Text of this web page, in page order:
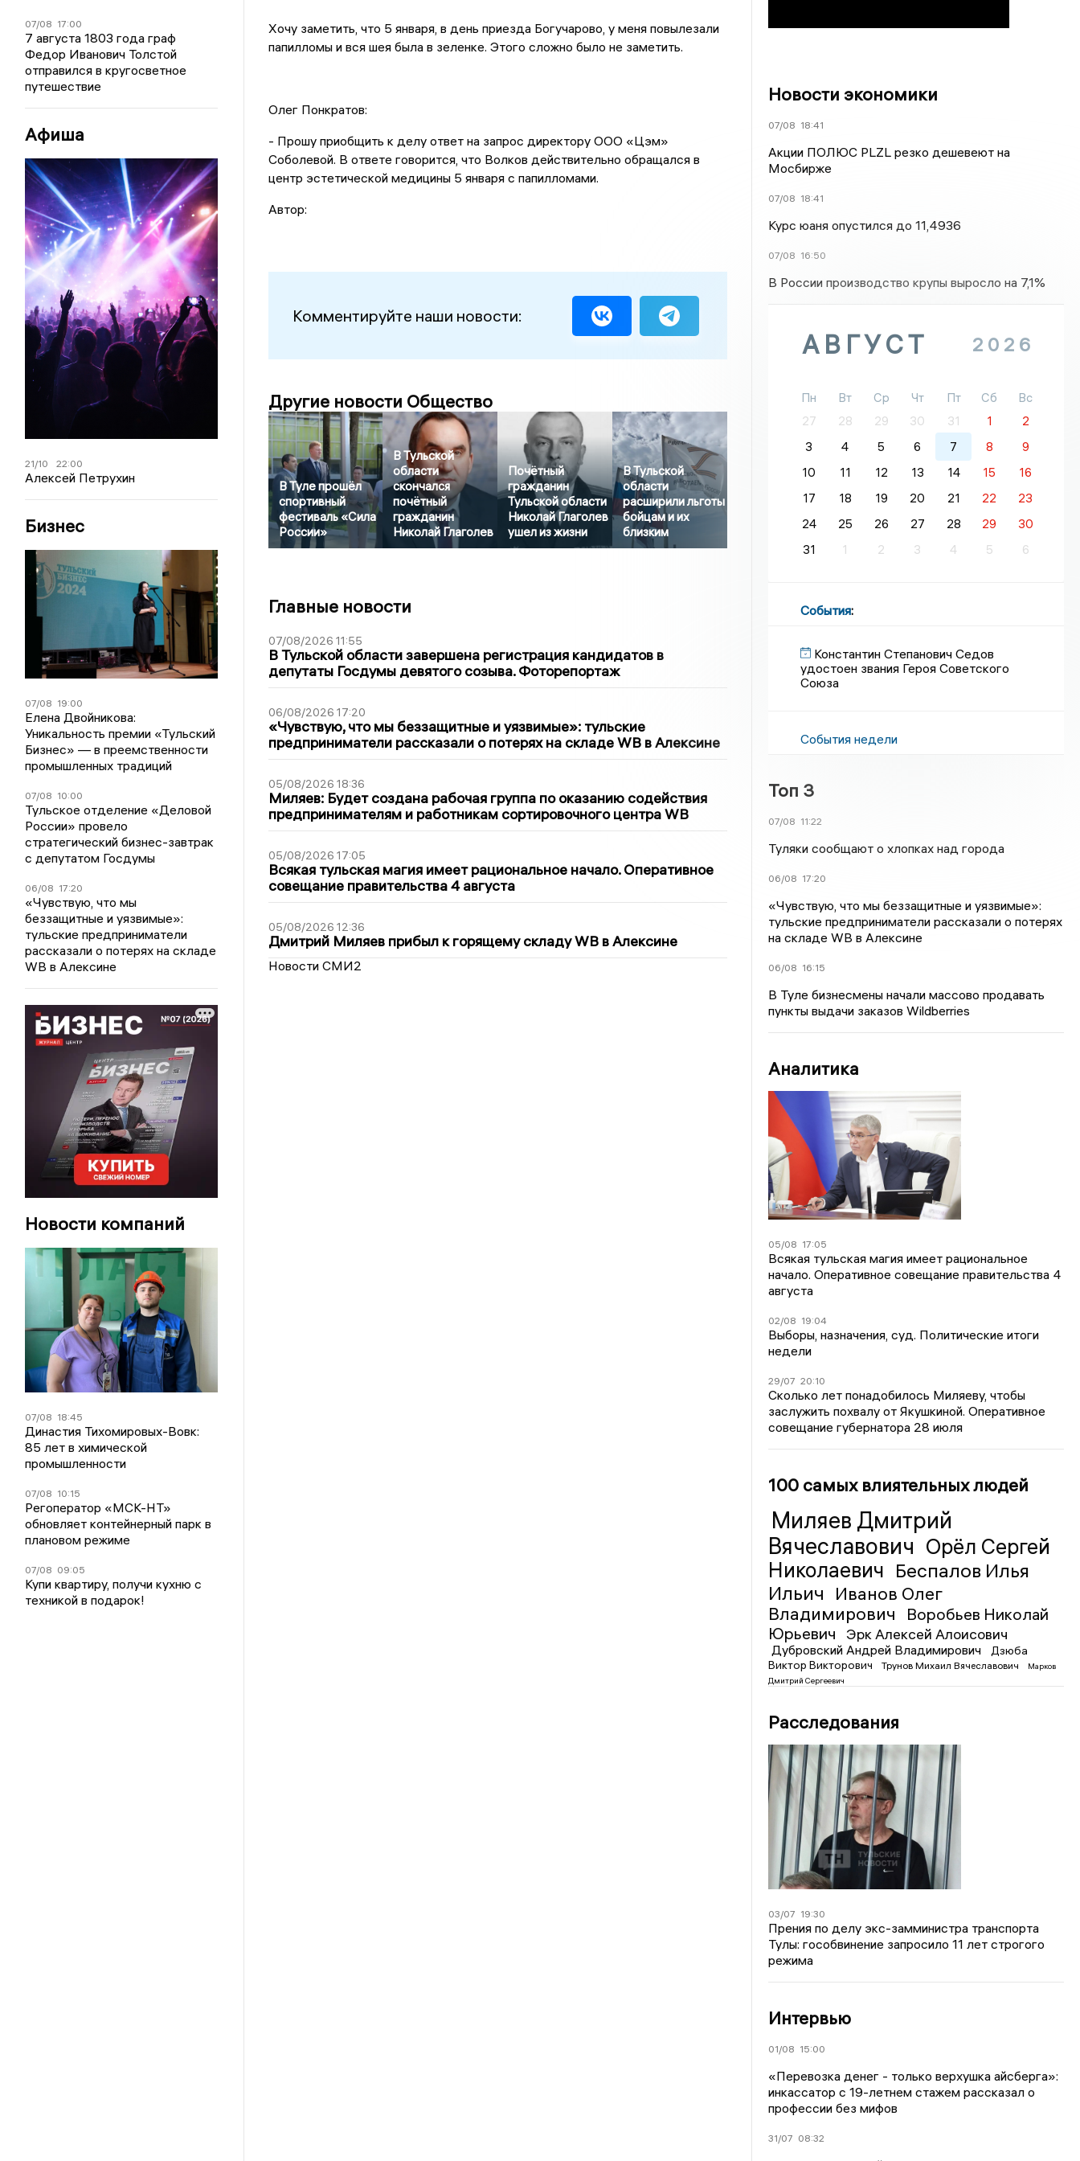
07/08 17:00
7 августа 1803 года граф
Федор Иванович Толстой
отправился в кругосветное
путешествие
Афиша
21/10 22:00
Алексей Петрухин
Бизнес
07/08 19:00
Елена Двойникова:
Уникальность премии «Тульский
Бизнес» — в преемственности
промышленных традиций
07/08 10:00
Тульское отделение «Деловой
России» провело
стратегический бизнес-завтрак
с депутатом Госдумы
06/08 17:20
«Чувствую, что мы
беззащитные и уязвимые»:
тульские предприниматели
рассказали о потерях на складе
WB в Алексине
Новости компаний
07/08 18:45
Династия Тихомировых-Вовк:
85 лет в химической
промышленности
07/08 10:15
Регоператор «МСК-НТ»
обновляет контейнерный парк в
плановом режиме
07/08 09:05
Купи квартиру, получи кухню с
техникой в подарок!
Хочу заметить, что 5 января, в день приезда Богучарово, у меня повылезали
папилломы и вся шея была в зеленке. Этого сложно было не заметить.
Олег Понкратов:
- Прошу приобщить к делу ответ на запрос директору ООО «Цэм»
Соболевой. В ответе говорится, что Волков действительно обращался в
центр эстетической медицины 5 января с папилломами.
Автор:
Комментируйте наши новости:
Другие новости Общество
В Туле прошёл
спортивный
фестиваль «Сила
России»
В Тульской
области
скончался
почётный
гражданин
Николай Глаголев
Почётный
гражданин
Тульской области
Николай Глаголев
ушел из жизни
В Тульской
области
расширили льготы
бойцам и их
близким
Главные новости
07/08/2026 11:55
В Тульской области завершена регистрация кандидатов в
депутаты Госдумы девятого созыва. Фоторепортаж
06/08/2026 17:20
«Чувствую, что мы беззащитные и уязвимые»: тульские
предприниматели рассказали о потерях на складе WB в Алексине
05/08/2026 18:36
Миляев: Будет создана рабочая группа по оказанию содействия
предпринимателям и работникам сортировочного центра WB
05/08/2026 17:05
Всякая тульская магия имеет рациональное начало. Оперативное
совещание правительства 4 августа
05/08/2026 12:36
Дмитрий Миляев прибыл к горящему складу WB в Алексине
Новости СМИ2
Новости экономики
07/08 18:41
Акции ПОЛЮС PLZL резко дешевеют на
Мосбирже
07/08 18:41
Курс юаня опустился до 11,4936
07/08 16:50
В России производство крупы выросло на 7,1%
АВГУСТ 2026
Пн Вт Ср Чт Пт Сб
Вс
27
28 29 30 31 1
2
3
4 5 6 7 8
9
10
11 12 13 14 15
16
17
18 19 20 21 22
23
24
25 26 27 28 29
30
31
1 2 3 4 5 6
События:
Константин Степанович Седов
удостоен звания Героя Советского
Союза
События недели
Топ 3
07/08 11:22
Туляки сообщают о хлопках над города
06/08 17:20
«Чувствую, что мы беззащитные и уязвимые»:
тульские предприниматели рассказали о потерях
на складе WB в Алексине
06/08 16:15
В Туле бизнесмены начали массово продавать
пункты выдачи заказов Wildberries
Аналитика
05/08 17:05
Всякая тульская магия имеет рациональное
начало. Оперативное совещание правительства 4
августа
02/08 19:04
Выборы, назначения, суд. Политические итоги
недели
29/07 20:10
Сколько лет понадобилось Миляеву, чтобы
заслужить похвалу от Якушкиной. Оперативное
совещание губернатора 28 июля
100 самых влиятельных людей
Миляев Дмитрий
Вячеславович Орёл Сергей
Николаевич Беспалов Илья
Ильич
Иванов Олег
Владимирович
Воробьев Николай
Юрьевич
Эрк Алексей Алоисович
Дубровский Андрей Владимирович
Дзюба
Виктор Викторович
Трунов Михаил Вячеславович
Марков
Дмитрий Сергеевич
Расследования
03/07 19:30
Прения по делу экс-замминистра транспорта
Тулы: гособвинение запросило 11 лет строгого
режима
Интервью
01/08 15:00
«Перевозка денег - только верхушка айсберга»:
инкассатор с 19-летнем стажем рассказал о
профессии без мифов
31/07 08:32